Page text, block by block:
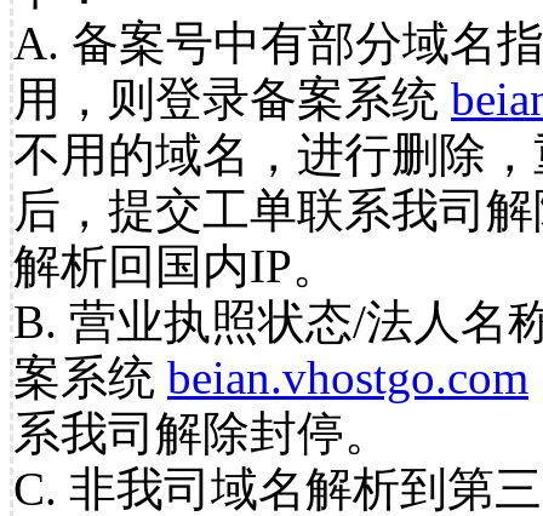
A. 备案号中有部分域名
用，则登录备案系统
不用的域名，进行删除
后，提交工单联系我司
解析回国内IP。
B. 营业执照状态/法人名
案系统 beian.vhostgo.com
系我司解除封停。
C. 非我司域名解析到第